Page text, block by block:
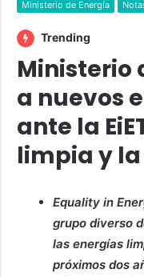
Ministerio de Energía
Trending
Ministerio
a nuevos
ante la
limpia y
Equality in
grupo diverso
las energías
próximos dos